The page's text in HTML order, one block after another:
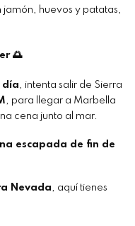
jamón, huevos y patatas,
🌅
día , intenta salir de Sierra
, para llegar a Marbella
cena junto al mar.
escapada de fin de
Nevada , aquí tienes